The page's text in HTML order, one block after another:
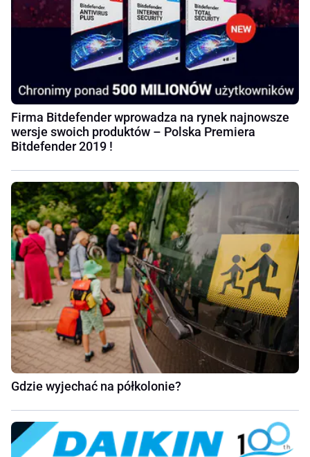
Firma Bitdefender wprowadza na rynek najnowsze
wersje swoich produktów – Polska Premiera
Bitdefender 2019 !
Gdzie wyjechać na półkolonie?